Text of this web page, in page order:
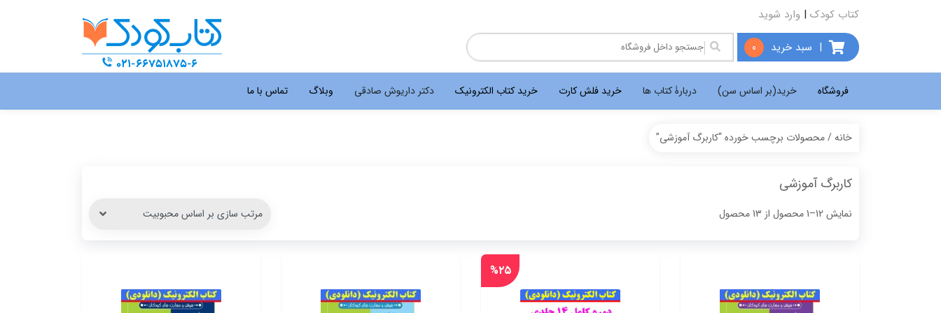
کتاب کودک | وارد شوید
| سبد خرید 0
فروشگاه خرید(بر اساس سن) دربارۀ کتاب ها خرید فلش کارت خرید کتاب الکترونیک دکتر داریوش صادقی وبلاگ تماس با ما
خانه/ محصولات برچسب خورده “کاربرگ آموزشی”
کاربرگ آموزشی
نمایش 12–1 محصول از 13 محصول
Sorted
%۲۵